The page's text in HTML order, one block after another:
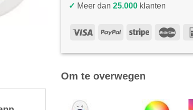
✓ Meer dan 25.000 klanten
Om te overwegen